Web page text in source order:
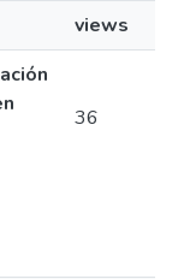
views
36